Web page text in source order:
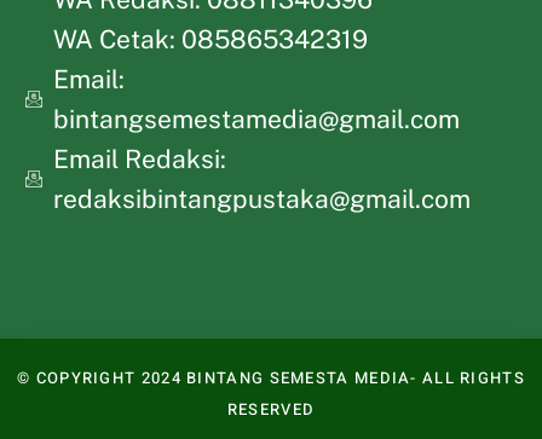
WA Cetak: 085865342319
Email:
bintangsemestamedia@gmail.com
Email Redaksi:
redaksibintangpustaka@gmail.com
© COPYRIGHT 2024 BINTANG SEMESTA MEDIA- ALL RIGHTS
RESERVED